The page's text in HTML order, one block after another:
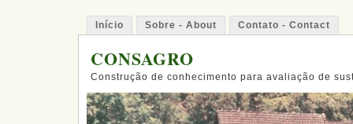
Início Sobre - About Contato - Contact
CONSAGRO
Construção de conhecimento para avaliação de